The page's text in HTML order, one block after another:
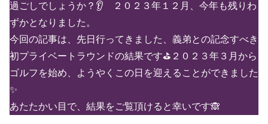
過ごしでしょうか？👂 ２０２３年１２月、今年も残りわ
ずかとなりました。
今回の記事は、先日行ってきました、義弟との記念すべき
初プライベートラウンドの結果です⛳２０２３年３月から
ゴルフを始め、ようやくこの日を迎えることができました
✨
あたたかい目で、結果をご覧頂けると幸いです🙈